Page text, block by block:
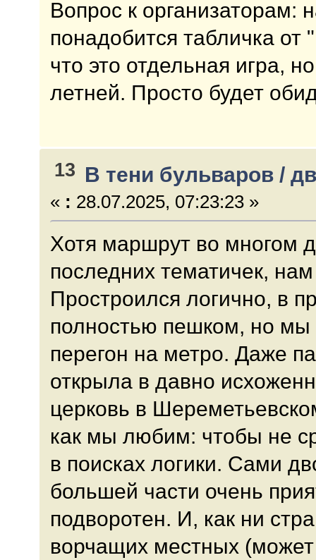
Вопрос к организаторам:
понадобится табличка
что это отдельная игра,
летней. Просто будет
13 В тени бульваров /
« : 28.07.2025, 07:23:23 »
Хотя маршрут во многом
последних тематичек,
Простроился логично, в
полностью пешком, но мы
перегон на метро. Даже
открыла в давно
церковь в
как мы любим: чтобы не
в поисках логики. Сами
большей части очень
подворотен. И, как ни
ворчащих местных